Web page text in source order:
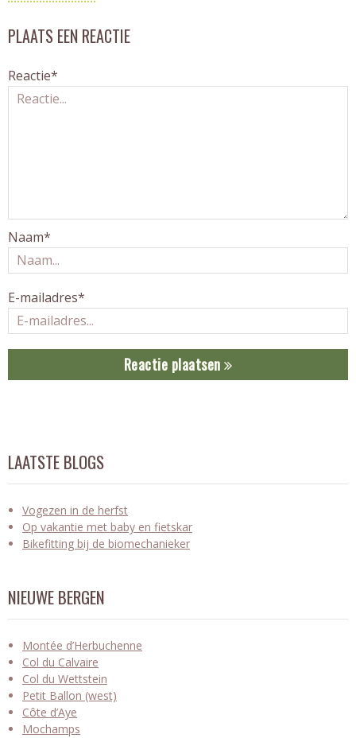
PLAATS EEN REACTIE
Reactie*
Naam*
E-mailadres*
Reactie plaatsen
LAATSTE BLOGS
Vogezen in de herfst
Op vakantie met baby en fietskar
Bikefitting bij de biomechanieker
NIEUWE BERGEN
Montée d’Herbuchenne
Col du Calvaire
Col du Wettstein
Petit Ballon (west)
Côte d’Aye
Mochamps